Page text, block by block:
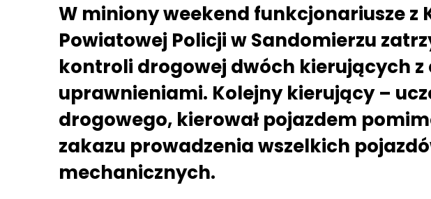
W miniony weekend funkcjonariusze z
Powiatowej Policji w Sandomierzu
kontroli drogowej dwóch kierujących
uprawnieniami. Kolejny kierujący –
drogowego, kierował pojazdem
zakazu prowadzenia wszelkich
mechanicznych.